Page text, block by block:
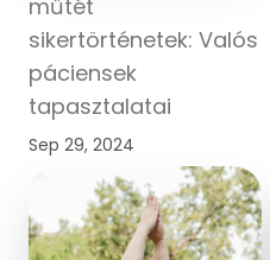
műtét
sikertörténetek: Valós
páciensek
tapasztalatai
Sep 29, 2024